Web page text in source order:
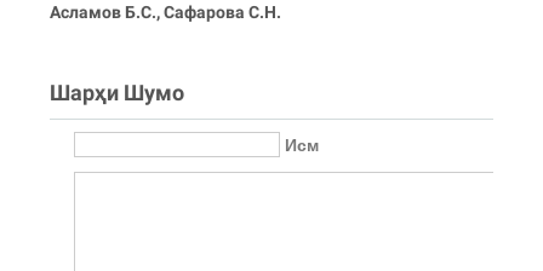
Асламов Б.С., Сафарова С.Н.
Шарҳи Шумо
Исм